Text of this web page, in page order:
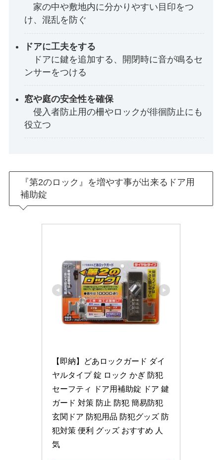
家の中や敷地内に分かりやすい目印をつ
け、混乱を防ぐ
ドアに工夫をする
ドアに鍵を追加する、開閉時に音が鳴るセ
ンサーをつける
窓や庭の安全性を確保
侵入者防止用の柵やロックが徘徊防止にも
役立つ
『第2のロック』を増やす事が出来るドア用
補助錠
【即納】どあロックガード ダイ
ヤルタイプ 錠 ロック かぎ 防犯
セーフティ ドア用補助錠 ドア 鍵
ガード 対策 防止 防犯 簡易防犯
玄関ドア 防犯用品 防犯グッズ 防
犯対策 便利 グッズ おすすめ 人
気